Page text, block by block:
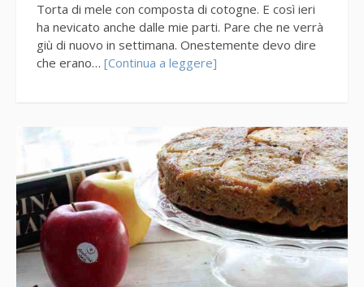
Torta di mele con composta di cotogne. E così ieri
ha nevicato anche dalle mie parti. Pare che ne verrà
giù di nuovo in settimana. Onestemente devo dire
che erano… [Continua a leggere]